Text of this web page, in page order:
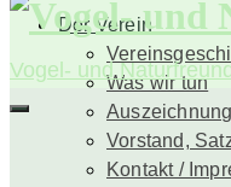
Der Verein
Was wir tun
Vorstand,
Kontakt /
Vogel- und